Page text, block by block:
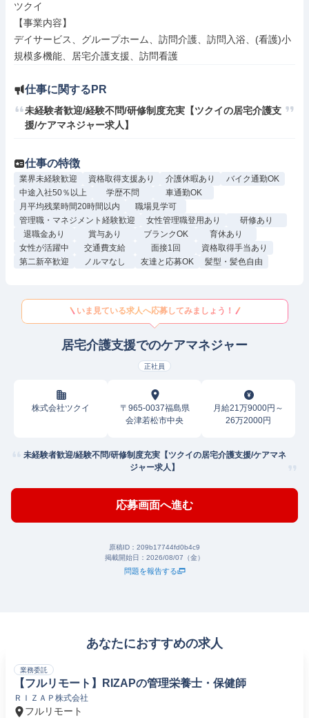
ツクイ
【事業内容】
デイサービス、グループホーム、訪問介護、訪問入浴、(看護)小
規模多機能、居宅介護支援、訪問看護
仕事に関するPR
未経験者歓迎/経験不問/研修制度充実【ツクイの居宅介護支
援/ケアマネジャー求人】
仕事の特徴
業界未経験歓迎 資格取得支援あり 介護休暇あり
バイク通勤OK
中途入社50％以上
学歴不問
車通勤OK
月平均残業時間20時間以内
職場見学可
管理職・マネジメント経験歓迎
女性管理職登用あり
研修あり
退職金あり
賞与あり ブランクOK
育休あり
女性が活躍中
交通費支給 面接1回
資格取得手当あり
第二新卒歓迎
ノルマなし 友達と応募OK 髪型・髪色自由
いま見ている求人へ応募してみましょう！
居宅介護支援でのケアマネジャー
正社員
株式会社ツクイ
〒965-0037福島県
会津若松市中央
月給21万9000円～
26万2000円
未経験者歓迎/経験不問/研修制度充実【ツクイの居宅介護支援/ケアマネ
ジャー求人】
応募画面へ進む
原稿ID： 209b17744fd0b4c9
掲載開始日： 2026/08/07（金）
問題を報告する
あなたにおすすめの求人
業務委託
【フルリモート】RIZAPの管理栄養士・保健師
ＲＩＺＡＰ株式会社
フルリモート